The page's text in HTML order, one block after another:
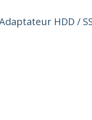
HDD /